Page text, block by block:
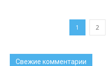
1 2
Свежие комментарии